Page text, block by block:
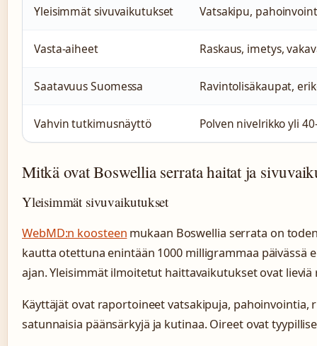
Yleisimmät sivuvaikutukset Vatsakipu,
Vasta-aiheet Raskaus, imetys,
Saatavuus Suomessa Ravintolisäkaupat,
Vahvin tutkimusnäyttö Polven nivelrikko yli
Mitkä ovat Boswellia serrata haitat ja
Yleisimmät sivuvaikutukset
WebMD:n koosteen mukaan Boswellia serrata on
kautta otettuna enintään 1000 milligrammaa päivässä
ajan. Yleisimmät ilmoitetut haittavaikutukset ovat
Käyttäjät ovat raportoineet vatsakipuja, pahoinvointia,
satunnaisia päänsärkyjä ja kutinaa. Oireet ovat